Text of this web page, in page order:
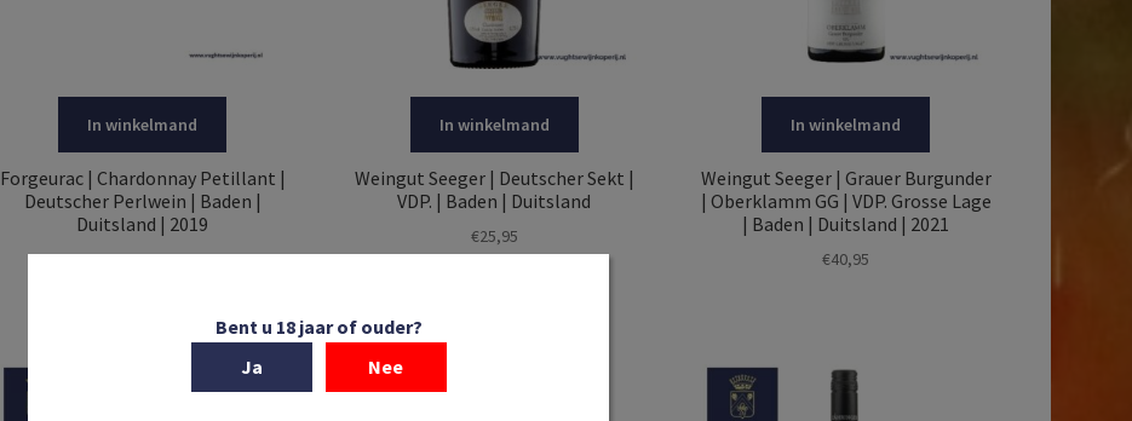
In winkelmand
Forgeurac | Chardonnay Petillant |
Deutscher Perlwein | Baden |
Duitsland | 2019
€26,50
In winkelmand
Weingut Seeger | Deutscher Sekt |
VDP. | Baden | Duitsland
€25,95
In winkelmand
Weingut Seeger | Grauer Burgunder
| Oberklamm GG | VDP. Grosse Lage
| Baden | Duitsland | 2021
€40,95
Bent u 18 jaar of ouder?
Ja
Nee